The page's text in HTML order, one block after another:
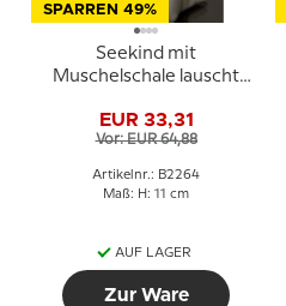
SPARREN 49%
Seekind mit
Muschelschale lauscht
Gröndahl Figur Nr. 469
oder 2264
EUR 33,31
Vor: EUR 64,88
Artikelnr.: B2264
Maß: H: 11 cm
AUF LAGER
Zur Ware